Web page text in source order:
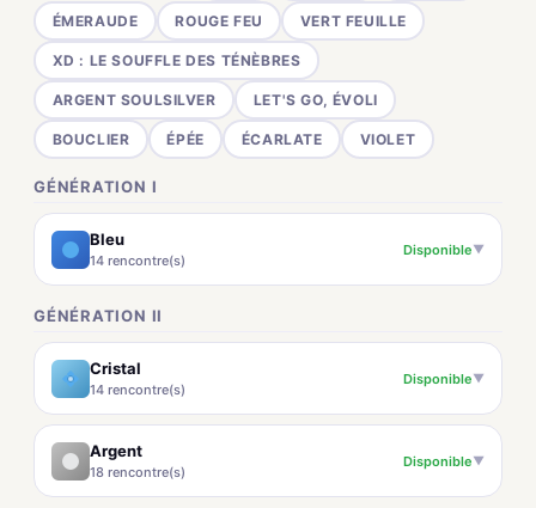
ÉMERAUDE ROUGE FEU VERT FEUILLE
XD : LE SOUFFLE DES TÉNÈBRES
ARGENT SOULSILVER LET'S GO, ÉVOLI
BOUCLIER ÉPÉE ÉCARLATE VIOLET
GÉNÉRATION I
Bleu
14 rencontre(s)
Disponible▼
GÉNÉRATION II
Cristal
14 rencontre(s)
Disponible▼
Argent
18 rencontre(s)
Disponible▼